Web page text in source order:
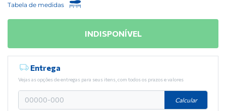
Tabela de medidas
INDISPONÍVEL
Entrega
Vejas as opções de entregas para seus itens, com todos os prazos e valores
Calcular